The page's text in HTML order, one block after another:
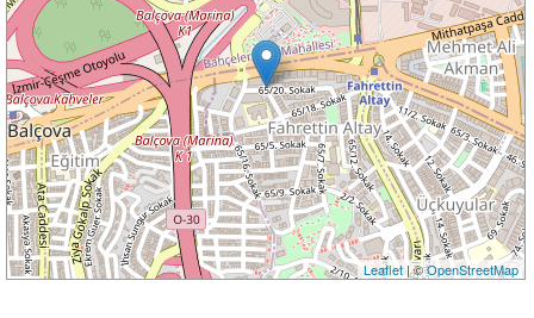
Leaflet| ©OpenStreetMap